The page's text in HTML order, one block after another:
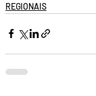
REGIONAIS